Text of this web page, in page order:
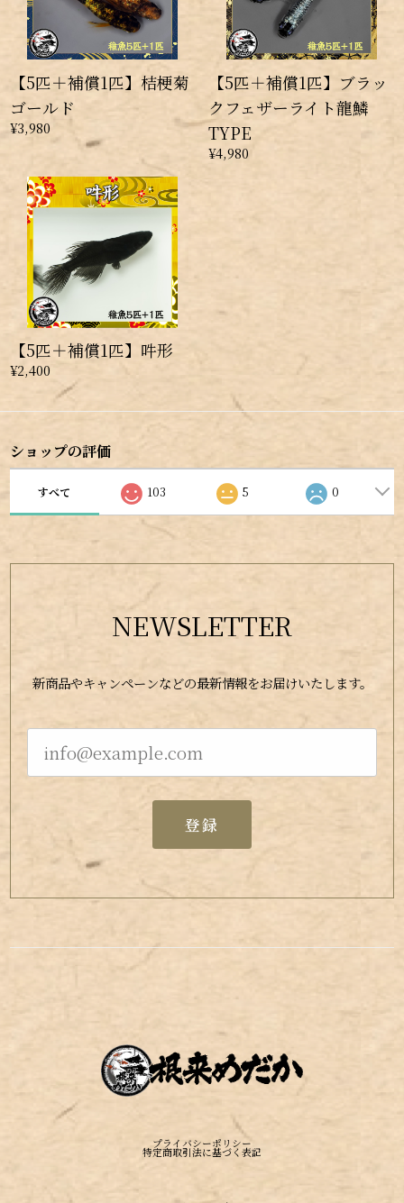
【5匹＋補償1匹】桔梗菊
ゴールド
¥3,980
【5匹＋補償1匹】ブラッ
クフェザーライト龍鱗
TYPE
¥4,980
【5匹＋補償1匹】吽形
¥2,400
ショップの評価
すべて 103 5 0
NEWSLETTER
新商品やキャンペーンなどの最新情報をお届けいたします。
登録
プライバシーポリシー
特定商取引法に基づく表記